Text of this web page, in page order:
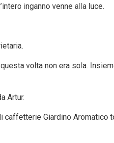
inganno venne alla luce.
volta non era sola.
Artur.
Giardino Aromatico